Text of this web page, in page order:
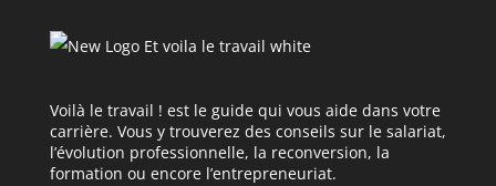
Voilà le travail ! est le guide qui vous aide dans votre
carrière. Vous y trouverez des conseils sur le salariat,
l’évolution professionnelle, la reconversion, la
formation ou encore l’entrepreneuriat.